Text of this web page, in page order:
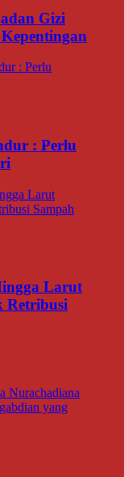
Gizi
: Perlu
Larut
Retribusi